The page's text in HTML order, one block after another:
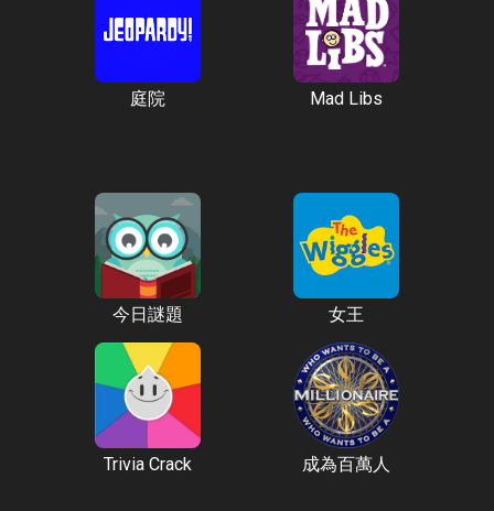
庭院 Mad Libs
今日謎題 女王
Trivia Crack 成為百萬人